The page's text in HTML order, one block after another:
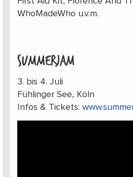
WhoMadeWho u.v.m.
SUMMERJAM
3. bis 4. Juli
Fühlinger See, Köln
Infos & Tickets: